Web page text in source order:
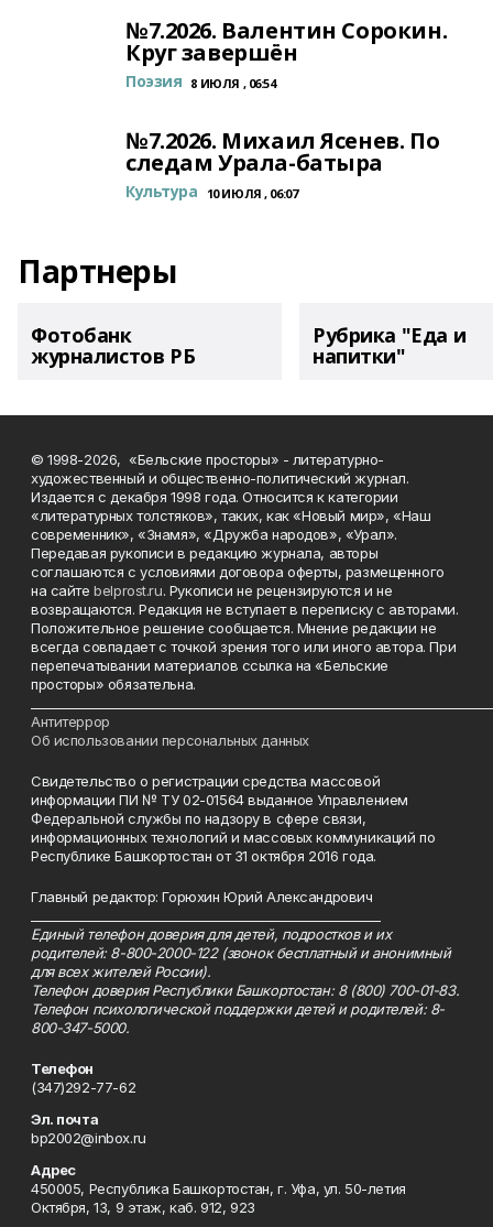
№7.2026. Валентин Сорокин.
Круг завершён
Поэзия 8 ИЮЛЯ , 06:54
№7.2026. Михаил Ясенев. По
следам Урала-батыра
Культура 10 ИЮЛЯ , 06:07
Партнеры
Фотобанк
журналистов РБ
Рубрика "Еда и
напитки"
© 1998-2026, «Бельские просторы» - литературно-
художественный и общественно-политический журнал.
Издается с декабря 1998 года. Относится к категории
«литературных толстяков», таких, как «Новый мир», «Наш
современник», «Знамя», «Дружба народов», «Урал».
Передавая рукописи в редакцию журнала, авторы
соглашаются с условиями договора оферты, размещенного
на сайтеbelprost.ru. Рукописи не рецензируются и не
возвращаются. Редакция не вступает в переписку с авторами.
Положительное решение сообщается. Мнение редакции не
всегда совпадает с точкой зрения того или иного автора. При
перепечатывании материалов ссылка на «Бельские
просторы» обязательна.
Антитеррор
Об использовании персональных данных
Свидетельство о регистрации средства массовой
информации ПИ № ТУ 02-01564 выданное Управлением
Федеральной службы по надзору в сфере связи,
информационных технологий и массовых коммуникаций по
Республике Башкортостан от 31 октября 2016 года.
Главный редактор: Горюхин Юрий Александрович
Единый телефон доверия для детей, подростков и их
родителей: 8-800-2000-122 (звонок бесплатный и анонимный
для всех жителей России).
Телефон доверия Республики Башкортостан: 8 (800) 700-01-83.
Телефон психологической поддержки детей и родителей: 8-
800-347-5000.
Телефон
(347)292-77-62
Эл. почта
bp2002@inbox.ru
Адрес
450005, Республика Башкортостан, г. Уфа, ул. 50-летия
Октября, 13, 9 этаж, каб. 912, 923